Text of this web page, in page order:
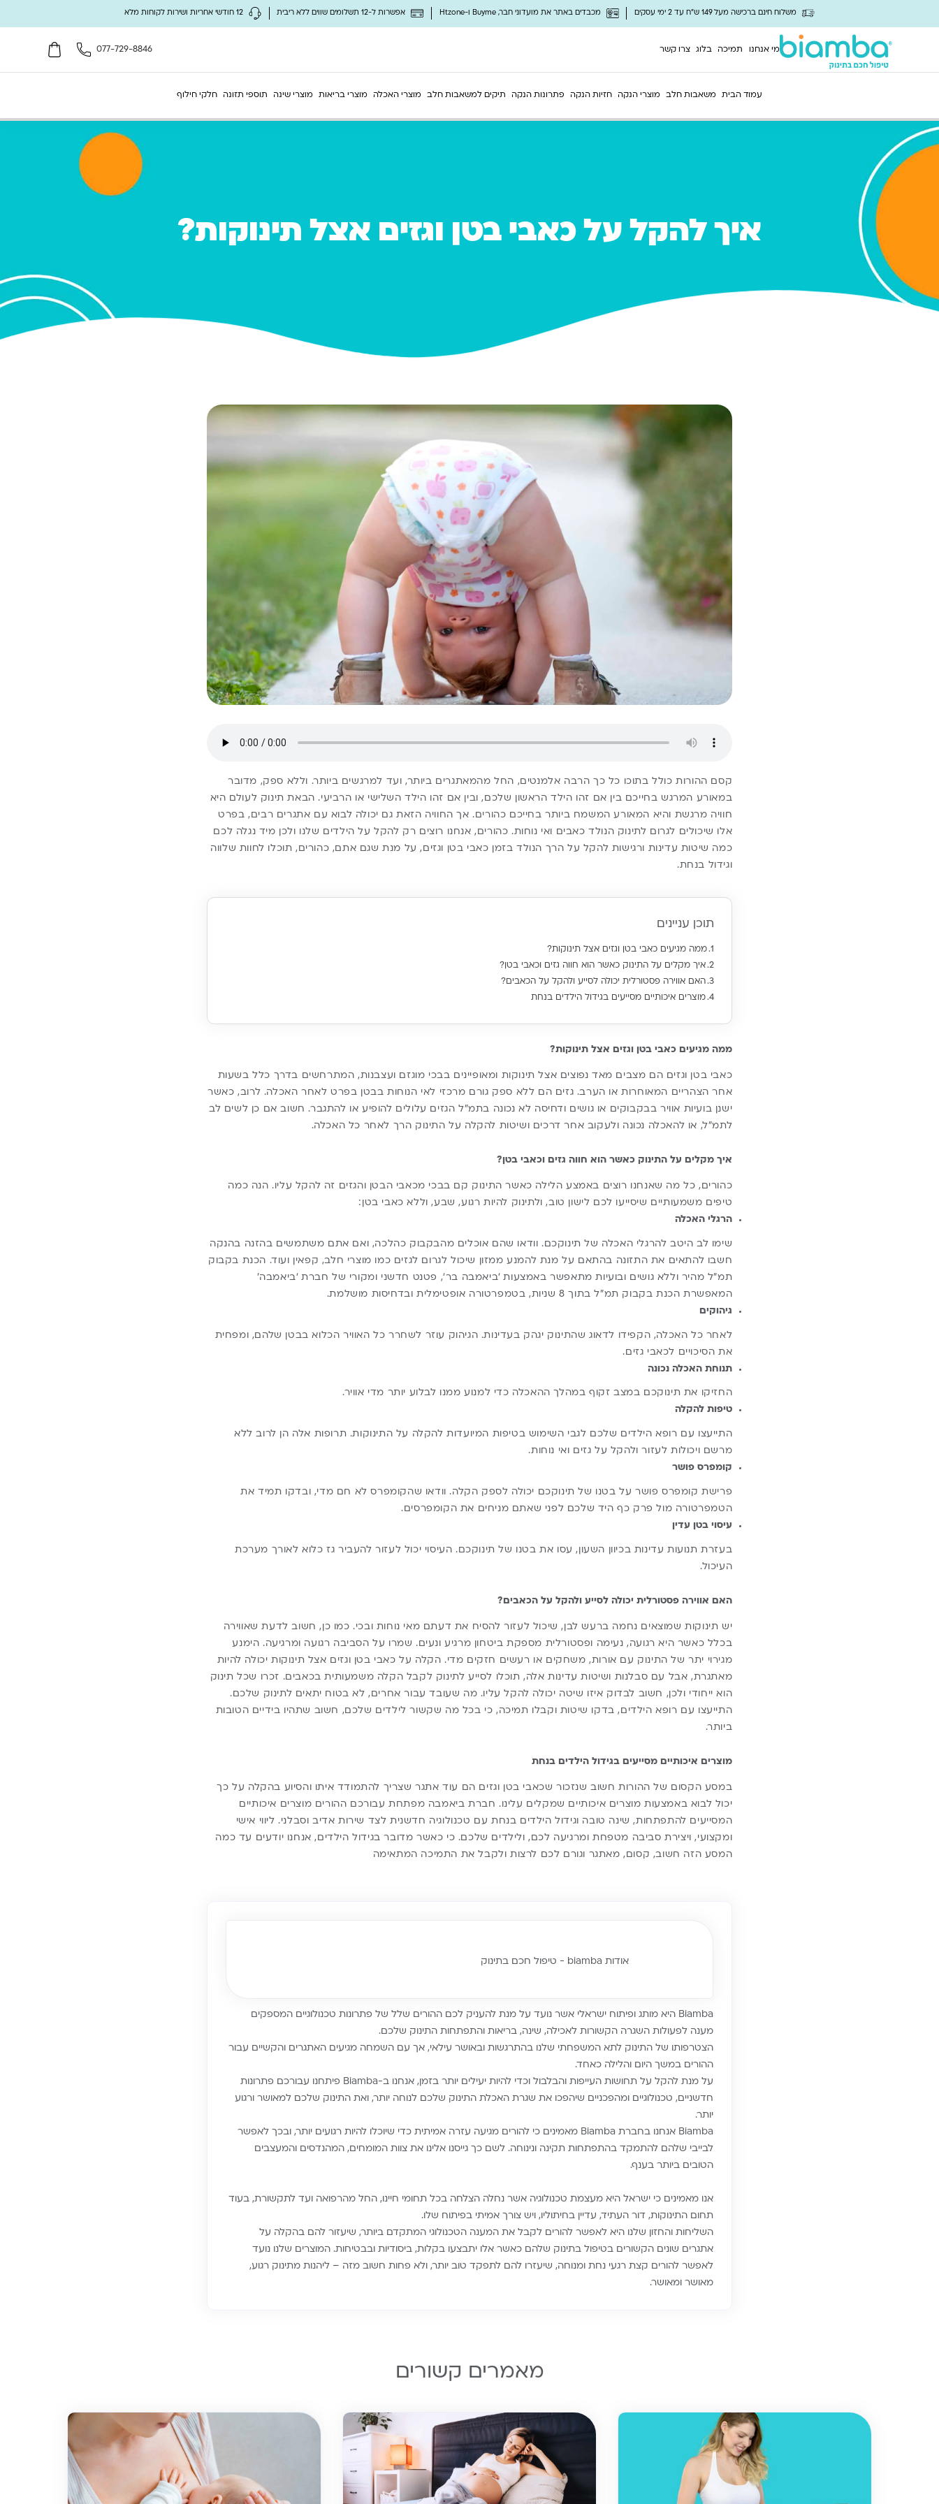
משלוח חינם ברכישה מעל 149 ש"ח עד 2 ימי עסקים מכבדים באתר את מועדוני חבר, Buyme ו-Htzone אפשרות ל-12 תשלומים שווים ללא ריבית 12 חודשי אחריות ושירות לקוחות מלא
מי אנחנו תמיכה בלוג צרו קשר 077-729-8846
עמוד הבית משאבות חלב מוצרי הנקה חזיות הנקה פתרונות הנקה תיקים למשאבות חלב מוצרי האכלה מוצרי בריאות מוצרי שינה תוספי תזונה חלקי חילוף
איך להקל על כאבי בטן וגזים אצל תינוקות?
קסם ההורות כולל בתוכו כל כך הרבה אלמנטים, החל מהמאתגרים ביותר, ועד למרגשים ביותר. וללא ספק, מדובר
במאורע המרגש בחייכם בין אם זהו הילד הראשון שלכם, ובין אם זהו הילד השלישי או הרביעי. הבאת תינוק לעולם היא
חוויה מרגשת והיא המאורע המשמח ביותר בחייכם כהורים. אך החוויה הזאת גם יכולה לבוא עם אתגרים רבים, בפרט
אלו שיכולים לגרום לתינוק הנולד כאבים ואי נוחות. כהורים, אנחנו רוצים רק להקל על הילדים שלנו ולכן מיד נגלה לכם
כמה שיטות עדינות ורגישות להקל על הרך הנולד בזמן כאבי בטן וגזים, על מנת שגם אתם, כהורים, תוכלו לחוות שלווה
וגידול בנחת.
תוכן עניינים
ממה מגיעים כאבי בטן וגזים אצל תינוקות?
איך מקלים על התינוק כאשר הוא חווה גזים וכאבי בטן?
האם אווירה פסטורלית יכולה לסייע ולהקל על הכאבים?
מוצרים איכותיים מסייעים בגידול הילדים בנחת
ממה מגיעים כאבי בטן וגזים אצל תינוקות?
כאבי בטן וגזים הם מצבים מאד נפוצים אצל תינוקות ומאופיינים בבכי מוגזם ועצבנות, המתרחשים בדרך כלל בשעות
אחר הצהריים המאוחרות או הערב. גזים הם ללא ספק גורם מרכזי לאי הנוחות בבטן בפרט לאחר האכלה. לרוב, כאשר
ישנן בועיות אוויר בבקבוקים או גושים ודחיסה לא נכונה בתמ”ל הגזים עלולים להופיע או להתגבר. חשוב אם כן לשים לב
לתמ”ל, או להאכלה נכונה ולעקוב אחר דרכים ושיטות להקלה על התינוק הרך לאחר כל האכלה.
איך מקלים על התינוק כאשר הוא חווה גזים וכאבי בטן?
כהורים, כל מה שאנחנו רוצים באמצע הלילה כאשר התינוק קם בבכי מכאבי הבטן והגזים זה להקל עליו. הנה כמה
טיפים משמעותיים שיסייעו לכם לישון טוב, ולתינוק להיות רגוע, שבע, וללא כאבי בטן:
הרגלי האכלה
שימו לב היטב להרגלי האכלה של תינוקכם. וודאו שהם אוכלים מהבקבוק כהלכה, ואם אתם משתמשים בהזנה בהנקה
חשבו להתאים את התזונה בהתאם על מנת להמנע ממזון שיכול לגרום לגזים כמו מוצרי חלב, קפאין ועוד. הכנת בקבוק
תמ”ל מהיר וללא גושים ובועיות מתאפשר באמצעות ‘ביאמבה בר‘, פטנט חדשני ומקורי של חברת ‘ביאמבה’
המאפשרת הכנת בקבוק תמ”ל בתוך 8 שניות, בטמפרטורה אופטימלית ובדחיסות מושלמת.
גיהוקים
לאחר כל האכלה, הקפידו לדאוג שהתינוק יגהק בעדינות. הגיהוק עוזר לשחרר כל האוויר הכלוא בבטן שלהם, ומפחית
את הסיכויים לכאבי גזים.
תנוחת האכלה נכונה
החזיקו את תינוקכם במצב זקוף במהלך ההאכלה כדי למנוע ממנו לבלוע יותר מדי אוויר.
טיפות להקלה
התייעצו עם רופא הילדים שלכם לגבי השימוש בטיפות המיועדות להקלה על התינוקות. תרופות אלה הן לרוב ללא
מרשם ויכולות לעזור ולהקל על גזים ואי נוחות.
קומפרס פושר
פרישת קומפרס פושר על בטנו של תינוקכם יכולה לספק הקלה. וודאו שהקומפרס לא חם מדי, ובדקו תמיד את
הטמפרטורה מול פרק כף היד שלכם לפני שאתם מניחים את הקומפרסים.
עיסוי בטן עדין
בעזרת תנועות עדינות בכיוון השעון, עסו את בטנו של תינוקכם. העיסוי יכול לעזור להעביר גז כלוא לאורך מערכת
העיכול.
האם אווירה פסטורלית יכולה לסייע ולהקל על הכאבים?
יש תינוקות שמוצאים נחמה ברעש לבן, שיכול לעזור להסיח את דעתם מאי נוחות ובכי. כמו כן, חשוב לדעת שאווירה
בכלל כאשר היא רגועה, נעימה ופסטורלית מספקת ביטחון מרגיע ונעים. שמרו על הסביבה רגועה ומרגיעה. הימנע
מגירוי יתר של התינוק עם אורות, משחקים או רעשים חזקים מדי. הקלה על כאבי בטן וגזים אצל תינוקות יכולה להיות
מאתגרת, אבל עם סבלנות ושיטות עדינות אלה, תוכלו לסייע לתינוק לקבל הקלה משמעותית בכאבים. זכרו שכל תינוק
הוא ייחודי ולכן, חשוב לבדוק איזו שיטה יכולה להקל עליו. מה שעובד עבור אחרים, לא בטוח יתאים לתינוק שלכם.
התייעצו עם רופא הילדים, בדקו שיטות וקבלו תמיכה, כי בכל מה שקשור לילדים שלכם, חשוב שתהיו בידיים הטובות
ביותר.
מוצרים איכותיים מסייעים בגידול הילדים בנחת
במסע הקסום של ההורות חשוב שנזכור שכאבי בטן וגזים הם עוד אתגר שצריך להתמודד איתו והסיוע בהקלה על כך
יכול לבוא באמצעות מוצרים איכותיים שמקלים עלינו. חברת ביאמבה מפתחת עבורכם ההורים מוצרים איכותיים
המסייעים להתפתחות, שינה טובה וגידול הילדים בנחת עם טכנולוגיה חדשנית לצד שירות אדיב וסבלני. ליווי אישי
ומקצועי, ויצירת סביבה מטפחת ומרגיעה לכם, ולילדים שלכם. כי כאשר מדובר בגידול הילדים, אנחנו יודעים עד כמה
המסע הזה חשוב, קסום, מאתגר וגורם לכם לרצות ולקבל את התמיכה המתאימה
אודות biamba - טיפול חכם בתינוק
Biamba היא מותג ופיתוח ישראלי אשר נועד על מנת להעניק לכם ההורים שלל של פתרונות טכנולוגיים המספקים
מענה לפעולות השגרה הקשורות לאכילה, שינה, בריאות והתפתחות התינוק שלכם.
הצטרפותו של התינוק לתא המשפחתי שלנו בהתרגשות ובאושר עילאי, אך עם השמחה מגיעים האתגרים והקשיים עבור
ההורים במשך היום והלילה כאחד.
על מנת להקל על תחושות העייפות והבלבול וכדי להיות יעילים יותר בזמן, אנחנו ב-Biamba פיתחנו עבורכם פתרונות
חדשניים, טכנולוגיים ומהפכניים שיהפכו את שגרת האכלת התינוק שלכם לנוחה יותר, ואת התינוק שלכם למאושר ורגוע
יותר.
Biamba אנחנו בחברת Biamba מאמינים כי להורים מגיעה עזרה אמיתית כדי שיוכלו להיות רגועים יותר, ובכך לאפשר
לבייבי שלהם להתמקד בהתפתחות תקינה ונינוחה. לשם כך גייסנו אלינו את צוות המומחים, המהנדסים והמעצבים
הטובים ביותר בענף.
אנו מאמינים כי ישראל היא מעצמת טכנולוגיה אשר נחלה הצלחה בכל תחומי חיינו, החל מהרפואה ועד לתקשורת, בעוד
תחום התינוקות, דור העתיד, עדיין בחיתוליו, ויש צורך אמיתי בפיתוח שלו.
השליחות והחזון שלנו היא לאפשר להורים לקבל את המענה הטכנולוגי המתקדם ביותר, שיעזור להם בהקלה על
אתגרים שונים הקשורים בטיפול בתינוק שלהם כאשר אלו יתבצעו בקלות, ביסודיות ובבטיחות. המוצרים שלנו נועד
לאפשר להורים קצת רגעי נחת ומנוחה, שיעזרו להם לתפקד טוב יותר, ולא פחות חשוב מזה – ליהנות מתינוק רגוע,
מאושר ומאושר.
מאמרים קשורים